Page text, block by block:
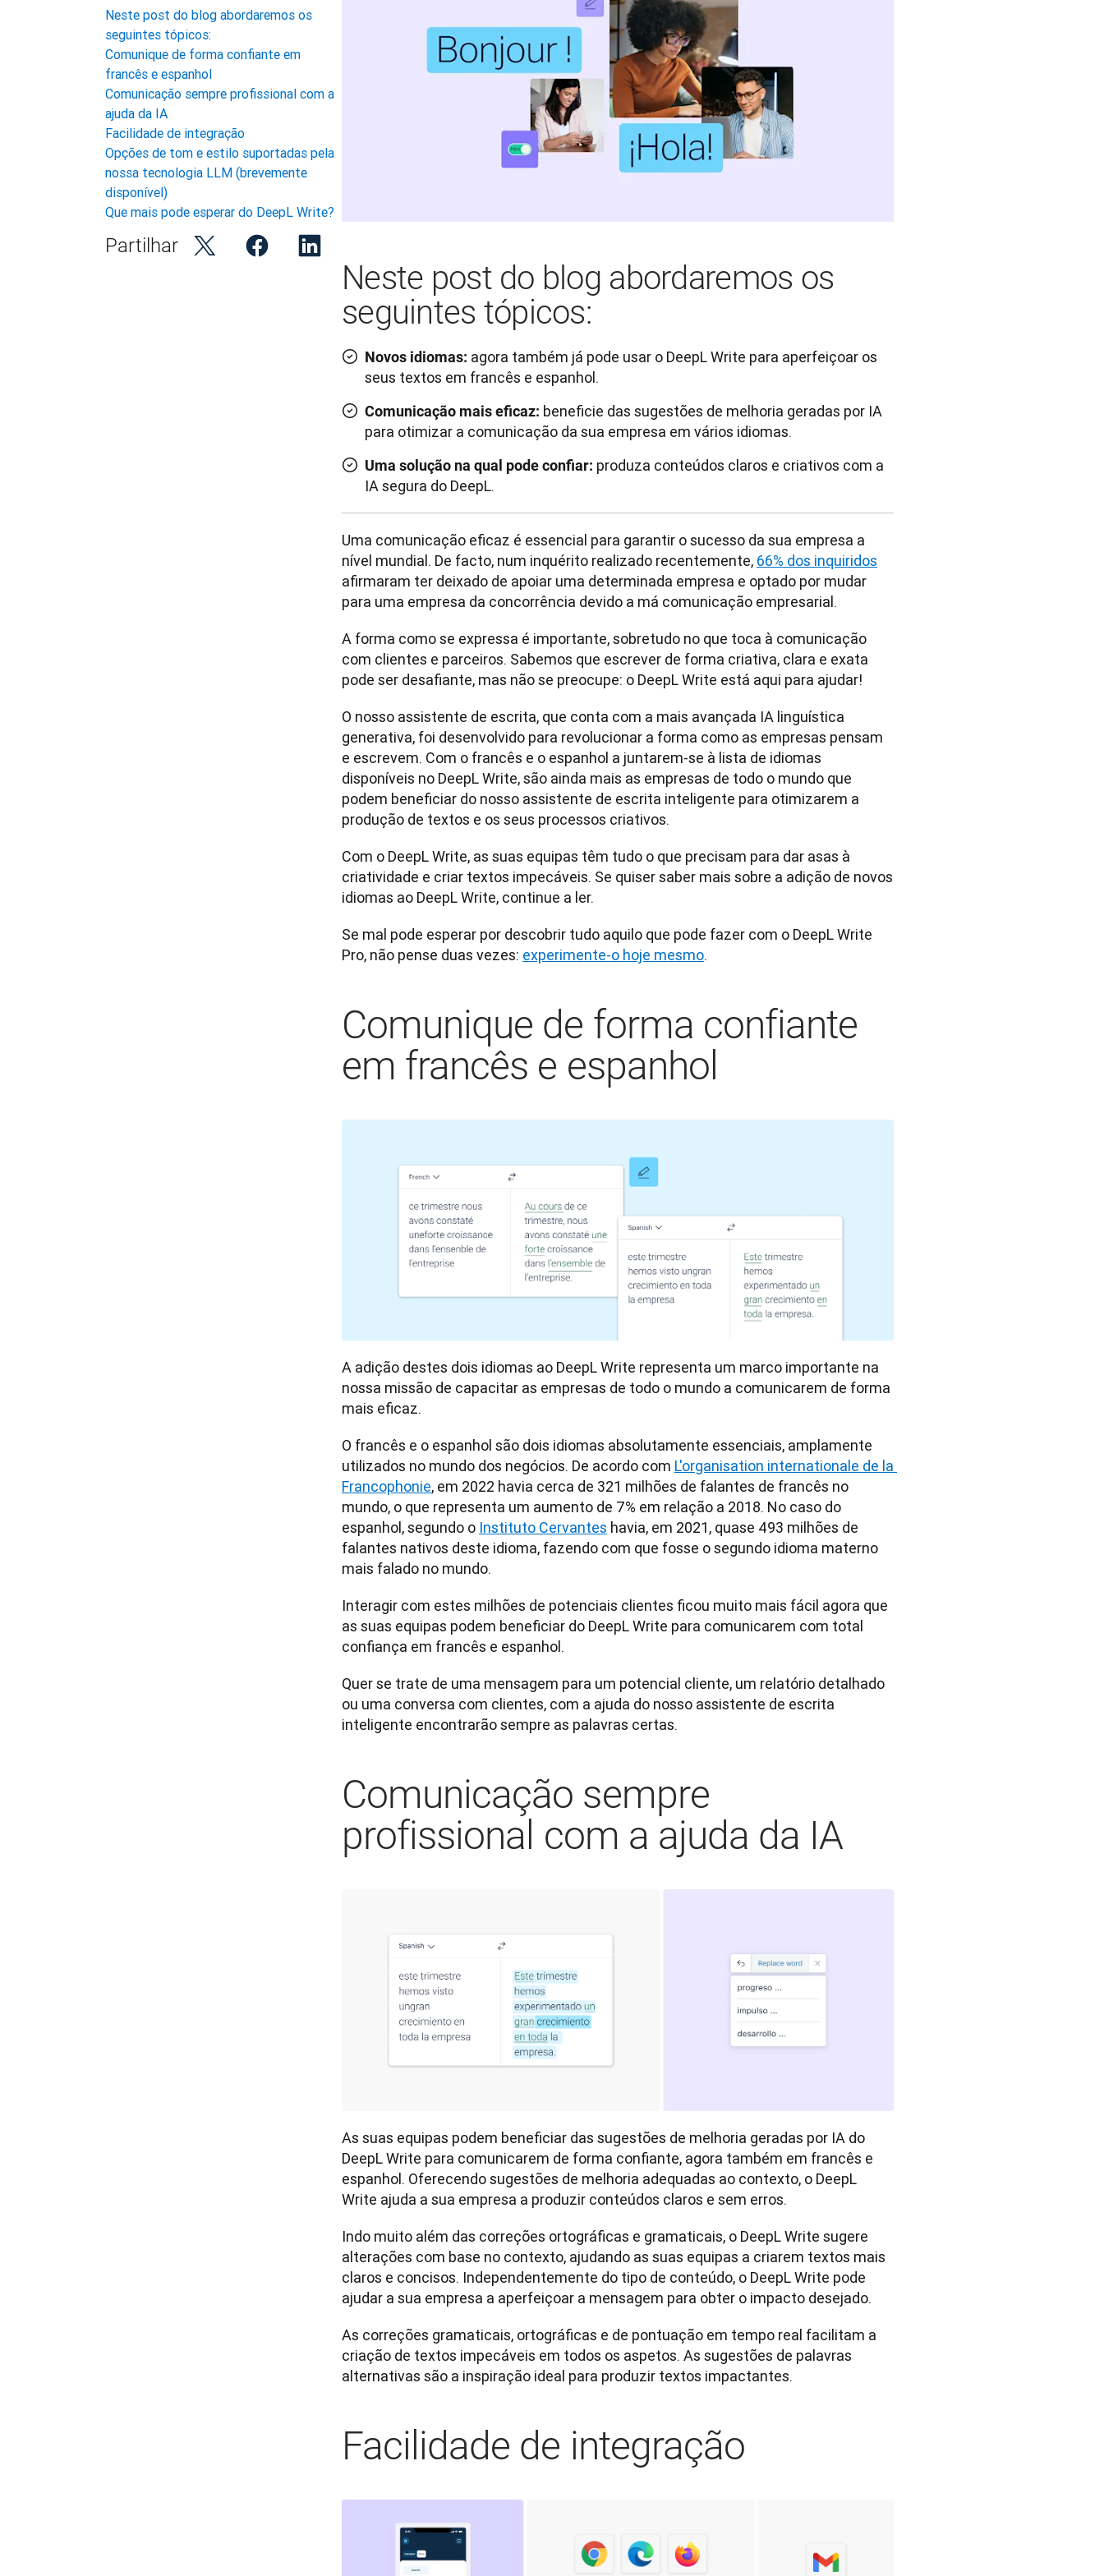
Neste post do blog abordaremos os
seguintes tópicos:
Novos idiomas: agora também já pode usar o DeepL Write para aperfeiçoar os
seus textos em francês e espanhol.
Comunicação mais eficaz: beneficie das sugestões de melhoria geradas por IA
para otimizar a comunicação da sua empresa em vários idiomas.
Uma solução na qual pode confiar: produza conteúdos claros e criativos com a
IA segura do DeepL.
Uma comunicação eficaz é essencial para garantir o sucesso da sua empresa a
nível mundial. De facto, num inquérito realizado recentemente, 66% dos inquiridos
afirmaram ter deixado de apoiar uma determinada empresa e optado por mudar
para uma empresa da concorrência devido a má comunicação empresarial.
A forma como se expressa é importante, sobretudo no que toca à comunicação
com clientes e parceiros. Sabemos que escrever de forma criativa, clara e exata
pode ser desafiante, mas não se preocupe: o DeepL Write está aqui para ajudar!
O nosso assistente de escrita, que conta com a mais avançada IA linguística
generativa, foi desenvolvido para revolucionar a forma como as empresas pensam
e escrevem. Com o francês e o espanhol a juntarem-se à lista de idiomas
disponíveis no DeepL Write, são ainda mais as empresas de todo o mundo que
podem beneficiar do nosso assistente de escrita inteligente para otimizarem a
produção de textos e os seus processos criativos.
Com o DeepL Write, as suas equipas têm tudo o que precisam para dar asas à
criatividade e criar textos impecáveis. Se quiser saber mais sobre a adição de novos
idiomas ao DeepL Write, continue a ler.
Se mal pode esperar por descobrir tudo aquilo que pode fazer com o DeepL Write
Pro, não pense duas vezes: experimente-o hoje mesmo.
Comunique de forma confiante
em francês e espanhol
A adição destes dois idiomas ao DeepL Write representa um marco importante na
nossa missão de capacitar as empresas de todo o mundo a comunicarem de forma
mais eficaz.
O francês e o espanhol são dois idiomas absolutamente essenciais, amplamente
utilizados no mundo dos negócios. De acordo com L'organisation internationale de la
Francophonie, em 2022 havia cerca de 321 milhões de falantes de francês no
mundo, o que representa um aumento de 7% em relação a 2018. No caso do
espanhol, segundo o Instituto Cervantes havia, em 2021, quase 493 milhões de
falantes nativos deste idioma, fazendo com que fosse o segundo idioma materno
mais falado no mundo.
Interagir com estes milhões de potenciais clientes ficou muito mais fácil agora que
as suas equipas podem beneficiar do DeepL Write para comunicarem com total
confiança em francês e espanhol.
Quer se trate de uma mensagem para um potencial cliente, um relatório detalhado
ou uma conversa com clientes, com a ajuda do nosso assistente de escrita
inteligente encontrarão sempre as palavras certas.
Comunicação sempre
profissional com a ajuda da IA
As suas equipas podem beneficiar das sugestões de melhoria geradas por IA do
DeepL Write para comunicarem de forma confiante, agora também em francês e
espanhol. Oferecendo sugestões de melhoria adequadas ao contexto, o DeepL
Write ajuda a sua empresa a produzir conteúdos claros e sem erros.
​Indo muito além das correções ortográficas e gramaticais, o DeepL Write sugere
alterações com base no contexto, ajudando as suas equipas a criarem textos mais
claros e concisos. Independentemente do tipo de conteúdo, o DeepL Write pode
ajudar a sua empresa a aperfeiçoar a mensagem para obter o impacto desejado.
As correções gramaticais, ortográficas e de pontuação em tempo real facilitam a
criação de textos impecáveis em todos os aspetos. As sugestões de palavras
alternativas são a inspiração ideal para produzir textos impactantes.
Facilidade de integração
Neste post do blog abordaremos os
seguintes tópicos:
Comunique de forma confiante em
francês e espanhol
Comunicação sempre profissional com a
ajuda da IA
Facilidade de integração
Opções de tom e estilo suportadas pela
nossa tecnologia LLM (brevemente
disponível)
Que mais pode esperar do DeepL Write?
Partilhar